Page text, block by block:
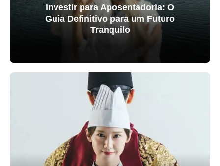
Investir para Aposentadoria: O
Guia Definitivo para um Futuro
Tranquilo